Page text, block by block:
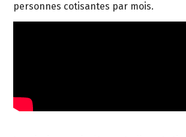
personnes cotisantes par mois.